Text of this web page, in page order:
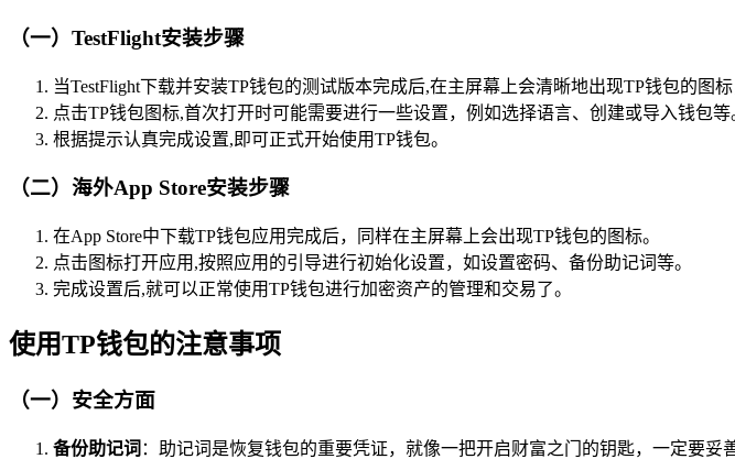
（一）TestFlight安装步骤
当TestFlight下载并安装TP钱包的测试版本完成后,在主屏幕上会清晰地出现TP钱包的图
点击TP钱包图标,首次打开时可能需要进行一些设置，例如选择语言、创建或导入钱包等
根据提示认真完成设置,即可正式开始使用TP钱包。
（二）海外App Store安装步骤
在App Store中下载TP钱包应用完成后，同样在主屏幕上会出现TP钱包的图标。
点击图标打开应用,按照应用的引导进行初始化设置，如设置密码、备份助记词等。
完成设置后,就可以正常使用TP钱包进行加密资产的管理和交易了。
使用TP钱包的注意事项
（一）安全方面
备份助记词 ：助记词是恢复钱包的重要凭证，就像一把开启财富之门的钥匙，一定要